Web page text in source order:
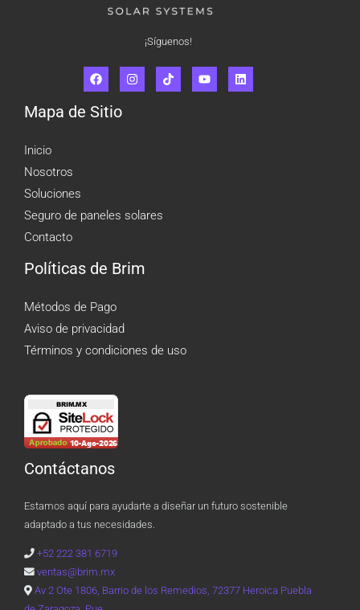
¡Síguenos!
Mapa de Sitio
Inicio
Nosotros
Soluciones
Seguro de paneles solares
Contacto
Políticas de Brim
Métodos de Pago
Aviso de privacidad
Términos y condiciones de uso
Contáctanos
Estamos aquí para ayudarte a diseñar un futuro sostenible
adaptado a tus necesidades.
+52 222 381 6719
ventas@brim.mx
Av 2 Ote 1806, Barrio de los Remedios, 72377 Heroica Puebla